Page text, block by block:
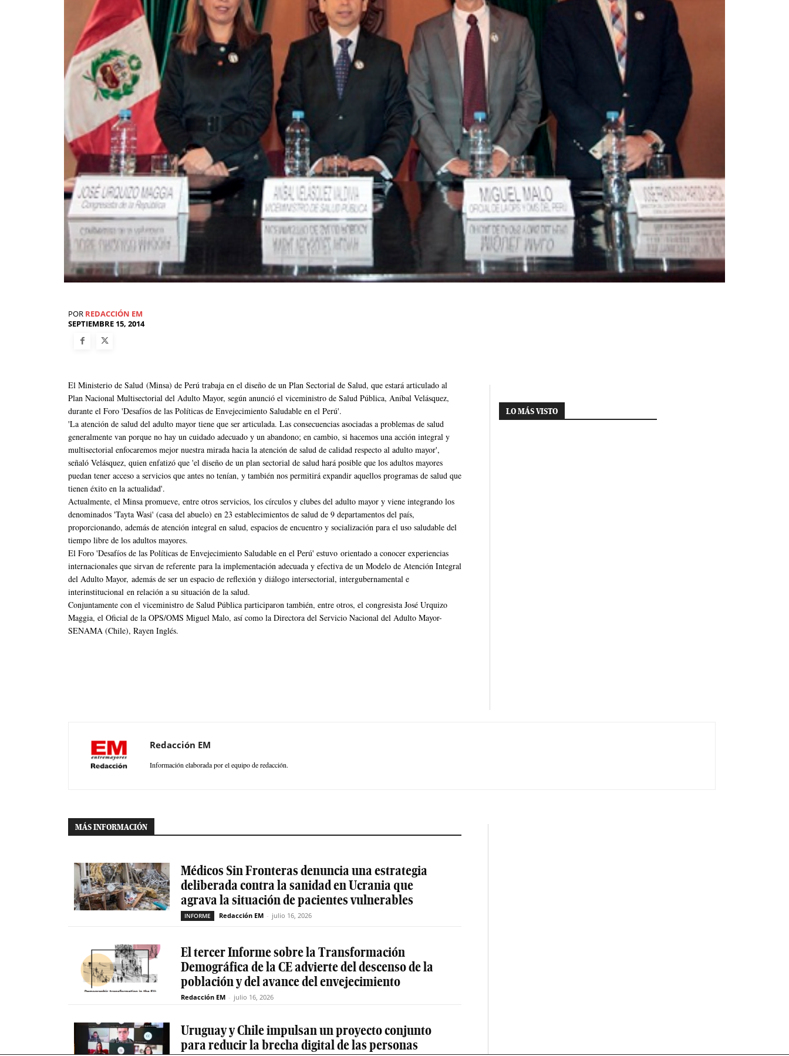
POR REDACCIÓN EM
SEPTIEMBRE 15, 2014
El Ministerio de Salud (Minsa) de Perú trabaja en el diseño de un Plan Sectorial de Salud, que estará articulado al
Plan Nacional Multisectorial del Adulto Mayor, según anunció el viceministro de Salud Pública, Aníbal Velásquez,
durante el Foro 'Desafíos de las Políticas de Envejecimiento Saludable en el Perú'.
'La atención de salud del adulto mayor tiene que ser articulada. Las consecuencias asociadas a problemas de salud
generalmente van porque no hay un cuidado adecuado y un abandono; en cambio, si hacemos una acción integral y
multisectorial enfocaremos mejor nuestra mirada hacia la atención de salud de calidad respecto al adulto mayor',
señaló Velásquez, quien enfatizó que 'el diseño de un plan sectorial de salud hará posible que los adultos mayores
puedan tener acceso a servicios que antes no tenían, y también nos permitirá expandir aquellos programas de salud que
tienen éxito en la actualidad'.
Actualmente, el Minsa promueve, entre otros servicios, los círculos y clubes del adulto mayor y viene integrando los
denominados 'Tayta Wasi' (casa del abuelo) en 23 establecimientos de salud de 9 departamentos del país,
proporcionando, además de atención integral en salud, espacios de encuentro y socialización para el uso saludable del
tiempo libre de los adultos mayores.
El Foro 'Desafíos de las Políticas de Envejecimiento Saludable en el Perú' estuvo orientado a conocer experiencias
internacionales que sirvan de referente para la implementación adecuada y efectiva de un Modelo de Atención Integral
del Adulto Mayor, además de ser un espacio de reflexión y diálogo intersectorial, intergubernamental e
interinstitucional en relación a su situación de la salud.
Conjuntamente con el viceministro de Salud Pública participaron también, entre otros, el congresista José Urquizo
Maggia, el Oficial de la OPS/OMS Miguel Malo, así como la Directora del Servicio Nacional del Adulto Mayor-
SENAMA (Chile), Rayen Inglés.
LO MÁS VISTO
Redacción EM
Información elaborada por el equipo de redacción.
MÁS INFORMACIÓN
Médicos Sin Fronteras denuncia una estrategia
deliberada contra la sanidad en Ucrania que
agrava la situación de pacientes vulnerables
INFORME Redacción EM - julio 16, 2026
El tercer Informe sobre la Transformación
Demográfica de la CE advierte del descenso de la
población y del avance del envejecimiento
Redacción EM - julio 16, 2026
Uruguay y Chile impulsan un proyecto conjunto
para reducir la brecha digital de las personas